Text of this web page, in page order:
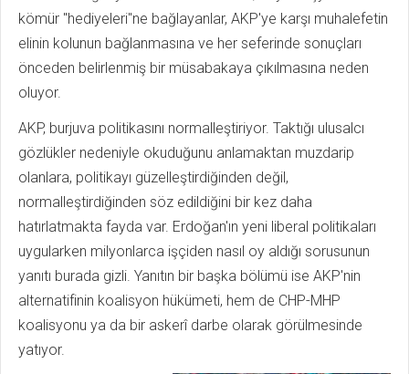
kömür "hediyeleri"ne bağlayanlar, AKP'ye karşı muhalefetin
elinin kolunun bağlanmasına ve her seferinde sonuçları
önceden belirlenmiş bir müsabakaya çıkılmasına neden
oluyor.
AKP, burjuva politikasını normalleştiriyor. Taktığı ulusalcı
gözlükler nedeniyle okuduğunu anlamaktan muzdarip
olanlara, politikayı güzelleştirdiğinden değil,
normalleştirdiğinden söz edildiğini bir kez daha
hatırlatmakta fayda var. Erdoğan'ın yeni liberal politikaları
uygularken milyonlarca işçiden nasıl oy aldığı sorusunun
yanıtı burada gizli. Yanıtın bir başka bölümü ise AKP'nin
alternatifinin koalisyon hükümeti, hem de CHP-MHP
koalisyonu ya da bir askerî darbe olarak görülmesinde
yatıyor.